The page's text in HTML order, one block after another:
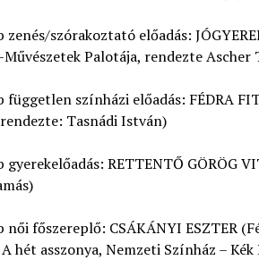
zenés/szórakoztató előadás:
Palotája, rendezte Ascher
független színházi előadás: FÉDRA
Tasnádi István)
gyerekelőadás: RETTENTŐ GÖRÖG
női főszereplő: CSÁKÁNYI ESZTER
hét asszonya, Nemzeti Színház –